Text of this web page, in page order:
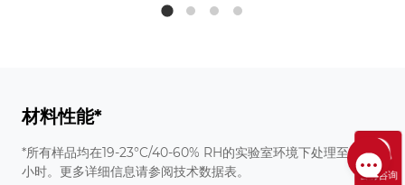
材料性能*
*所有样品均在19-23°C/40-60% RH的实验室环境下处理至少24
小时。更多详细信息请参阅技术数据表。
售前咨询